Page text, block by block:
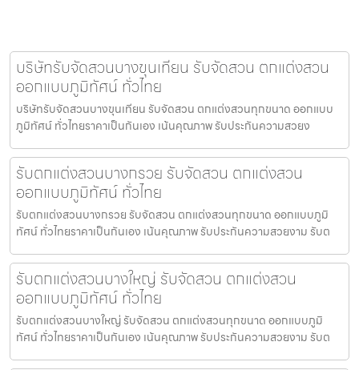
บริษัทรับจัดสวนบางขุนเทียน รับจัดสวน ตกแต่งสวน
ออกแบบภูมิทัศน์ ทั่วไทย
บริษัทรับจัดสวนบางขุนเทียน รับจัดสวน ตกแต่งสวนทุกขนาด ออกแบบ
ภูมิทัศน์ ทั่วไทยราคาเป็นกันเอง เน้นคุณภาพ รับประกันความสวยง
รับตกแต่งสวนบางกรวย รับจัดสวน ตกแต่งสวน
ออกแบบภูมิทัศน์ ทั่วไทย
รับตกแต่งสวนบางกรวย รับจัดสวน ตกแต่งสวนทุกขนาด ออกแบบภูมิ
ทัศน์ ทั่วไทยราคาเป็นกันเอง เน้นคุณภาพ รับประกันความสวยงาม รับต
รับตกแต่งสวนบางใหญ่ รับจัดสวน ตกแต่งสวน
ออกแบบภูมิทัศน์ ทั่วไทย
รับตกแต่งสวนบางใหญ่ รับจัดสวน ตกแต่งสวนทุกขนาด ออกแบบภูมิ
ทัศน์ ทั่วไทยราคาเป็นกันเอง เน้นคุณภาพ รับประกันความสวยงาม รับต